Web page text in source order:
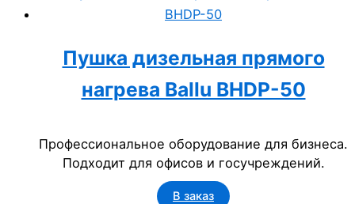
Пушка дизельная прямого
нагрева Ballu BHDP-50
Профессиональное оборудование для бизнеса.
Подходит для офисов и госучреждений.
В заказ